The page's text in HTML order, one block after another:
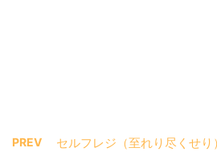
PREV セルフレジ（至れり尽くせり）